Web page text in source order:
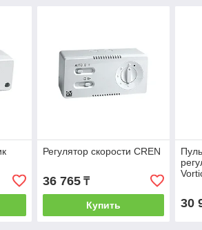
Регулятор скорости CREN
36 765₸
Купить 30